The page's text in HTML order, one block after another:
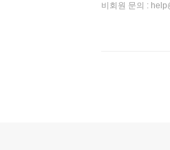
비회원 문의 :